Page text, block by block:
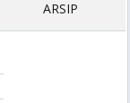
ARSIP